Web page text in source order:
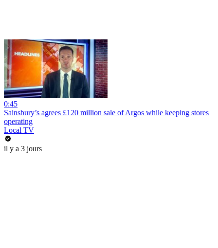
0:45
Sainsbury’s agrees £120 million sale of Argos while keeping stores
operating
Local TV
il y a 3 jours